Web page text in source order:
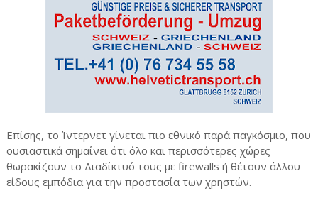
Επίσης, το Ίντερνετ γίνεται πιο εθνικό παρά παγκόσμιο, που
ουσιαστικά σημαίνει ότι όλο και περισσότερες χώρες
θωρακίζουν το Διαδίκτυό τους με firewalls ή θέτουν άλλου
είδους εμπόδια για την προστασία των χρηστών.